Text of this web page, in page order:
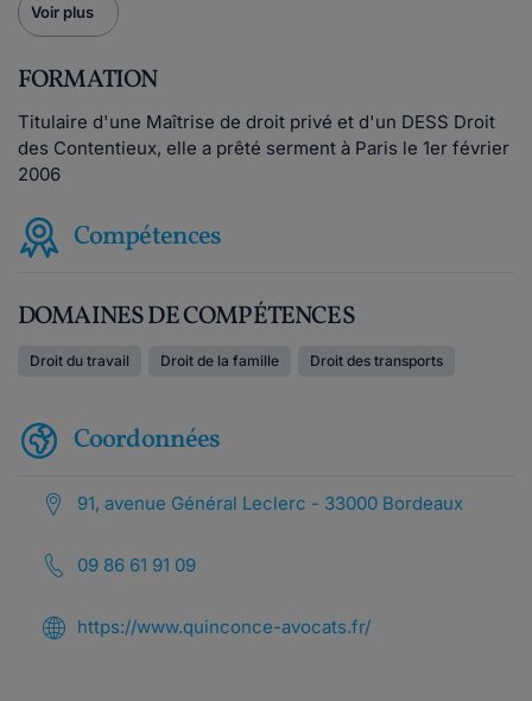
Voir plus
FORMATION
Titulaire d'une Maîtrise de droit privé et d'un DESS Droit
des Contentieux, elle a prêté serment à Paris le 1er février
2006
Compétences
DOMAINES DE COMPÉTENCES
Droit du travail Droit de la famille Droit des transports
Coordonnées
91, avenue Général Leclerc - 33000 Bordeaux
09 86 61 91 09
https://www.quinconce-avocats.fr/